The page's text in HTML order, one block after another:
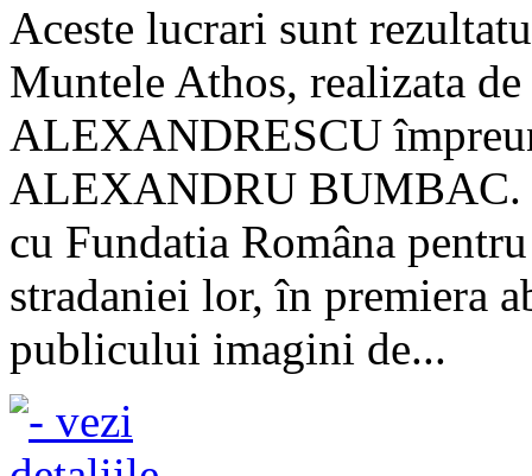
Aceste lucrari sunt
Muntele Athos, realizata
ALEXANDRESCU
ALEXANDRU BUMBAC.
cu Fundatia Româna
stradaniei lor, în premiera
publicului imagini de...